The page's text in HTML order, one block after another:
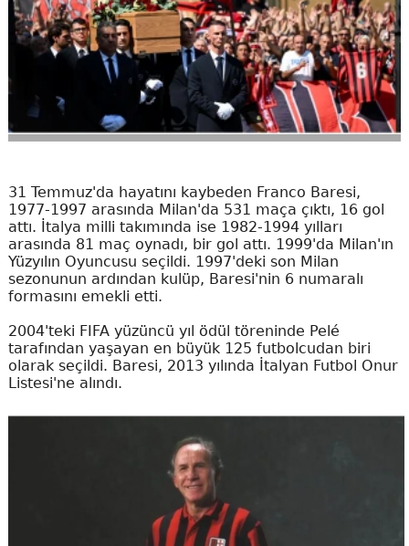
31 Temmuz'da hayatını kaybeden Franco Baresi,
1977-1997 arasında Milan'da 531 maça çıktı, 16 gol
attı. İtalya milli takımında ise 1982-1994 yılları
arasında 81 maç oynadı, bir gol attı. 1999'da Milan'ın
Yüzyılın Oyuncusu seçildi. 1997'deki son Milan
sezonunun ardından kulüp, Baresi'nin 6 numaralı
formasını emekli etti.
2004'teki FIFA yüzüncü yıl ödül töreninde Pelé
tarafından yaşayan en büyük 125 futbolcudan biri
olarak seçildi. Baresi, 2013 yılında İtalyan Futbol Onur
Listesi'ne alındı.